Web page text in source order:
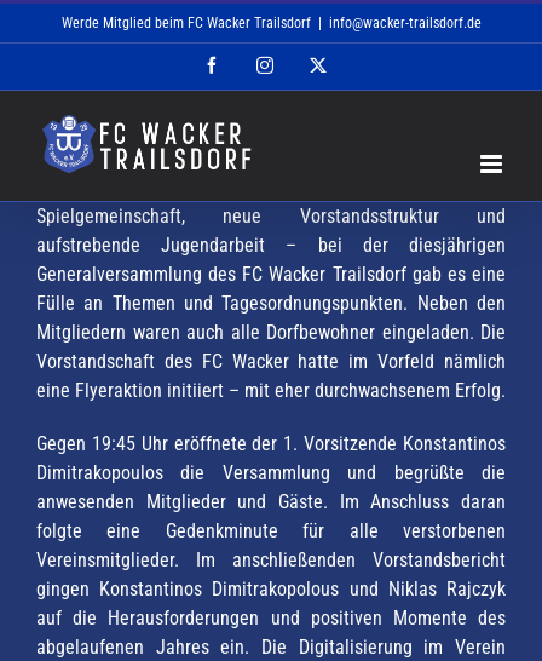
Inhalt
Werde Mitglied beim FC Wacker Trailsdorf info@wacker-trailsdorf.de
FacebookInstagram
Spielgemeinschaft, neue Vorstandsstruktur und
aufstrebende Jugendarbeit – bei der diesjährigen
Generalversammlung des FC Wacker Trailsdorf gab es eine
Fülle an Themen und Tagesordnungspunkten. Neben den
Mitgliedern waren auch alle Dorfbewohner eingeladen. Die
Vorstandschaft des FC Wacker hatte im Vorfeld nämlich
eine Flyeraktion initiiert – mit eher durchwachsenem Erfolg.
Gegen 19:45 Uhr eröffnete der 1. Vorsitzende Konstantinos
Dimitrakopoulos die Versammlung und begrüßte die
anwesenden Mitglieder und Gäste. Im Anschluss daran
folgte eine Gedenkminute für alle verstorbenen
Vereinsmitglieder. Im anschließenden Vorstandsbericht
gingen Konstantinos Dimitrakopolous und Niklas Rajczyk
auf die Herausforderungen und positiven Momente des
abgelaufenen Jahres ein. Die Digitalisierung im Verein